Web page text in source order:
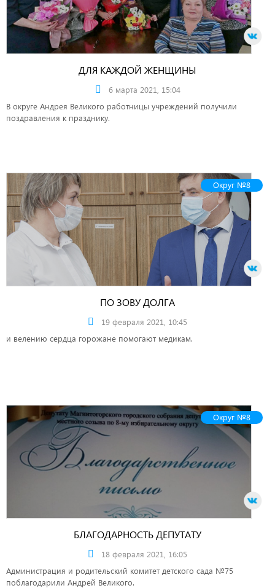
ДЛЯ КАЖДОЙ ЖЕНЩИНЫ
6 марта 2021, 15:04
В округе Андрея Великого работницы учреждений получили
поздравления к празднику.
Округ №8
ПО ЗОВУ ДОЛГА
19 февраля 2021, 10:45
и велению сердца горожане помогают медикам.
Округ №8
БЛАГОДАРНОСТЬ ДЕПУТАТУ
18 февраля 2021, 16:05
Администрация и родительский комитет детского сада №75
поблагодарили Андрей Великого.